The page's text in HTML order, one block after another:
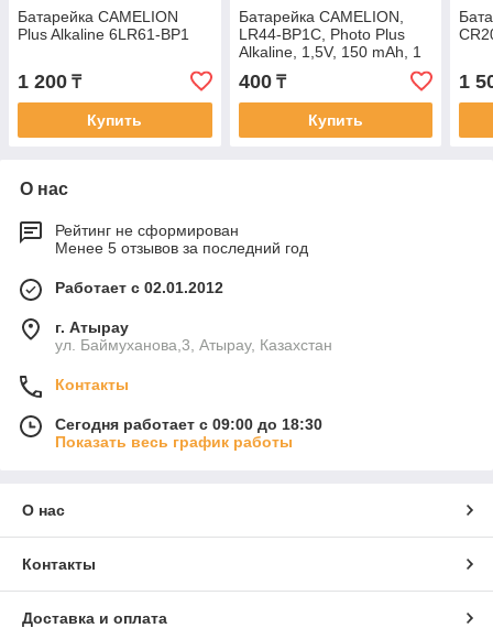
Батарейка CAMELION
Plus Alkaline 6LR61-BP1
1 200 ₸
Купить
Батарейка CAMELION,
LR44-BP1C, Photo Plus
Alkaline, 1,5V, 150 mAh, 1
шт., Блистер
400₸
Купить
1
О нас
Рейтинг не сформирован
Менее 5 отзывов за последний год
Работает с 02.01.2012
г. Атырау
ул. Баймуханова,3, Атырау, Казахстан
Контакты
Сегодня работает с 09:00 до 18:30
Показать весь график работы
О нас
Контакты
Доставка и оплата